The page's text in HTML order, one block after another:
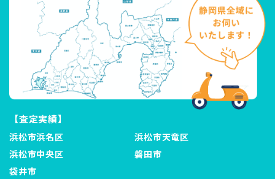
【査定実績】
浜松市浜名区
浜松市天竜区
浜松市中央区
磐田市
袋井市